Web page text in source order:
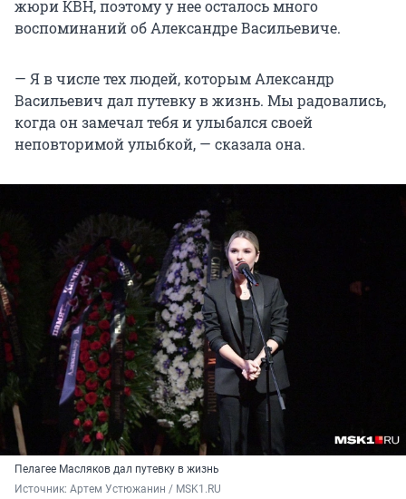
жюри КВН, поэтому у нее осталось много
воспоминаний об Александре Васильевиче.
— Я в числе тех людей, которым Александр
Васильевич дал путевку в жизнь. Мы радовались,
когда он замечал тебя и улыбался своей
неповторимой улыбкой, — сказала она.
Пелагее Масляков дал путевку в жизнь
Источник: Артем Устюжанин / MSK1.RU